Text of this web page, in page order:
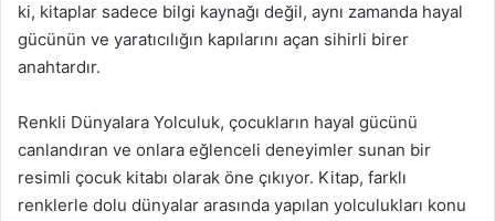
ki, kitaplar sadece bilgi kaynağı değil, aynı zamanda hayal
gücünün ve yaratıcılığın kapılarını açan sihirli birer
anahtardır.
Renkli Dünyalara Yolculuk, çocukların hayal gücünü
canlandıran ve onlara eğlenceli deneyimler sunan bir
resimli çocuk kitabı olarak öne çıkıyor. Kitap, farklı
renklerle dolu dünyalar arasında yapılan yolculukları konu